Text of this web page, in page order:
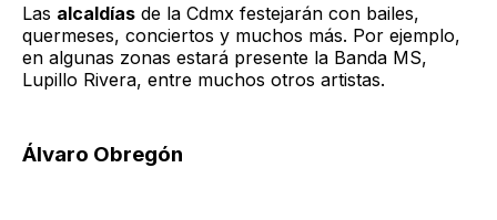
Las alcaldías de la Cdmx festejarán con bailes,
quermeses, conciertos y muchos más. Por ejemplo,
en algunas zonas estará presente la Banda MS,
Lupillo Rivera, entre muchos otros artistas.
Álvaro Obregón